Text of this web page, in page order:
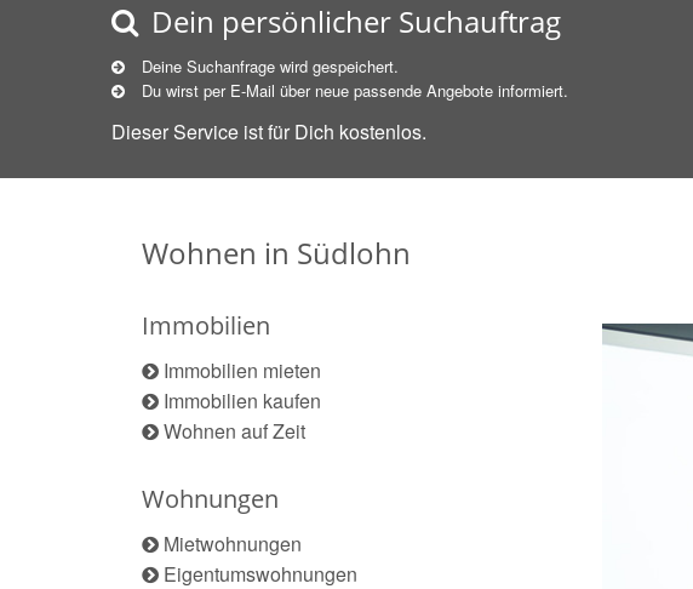
Dein persönlicher Suchauftrag
Deine Suchanfrage wird gespeichert.
Du wirst per E-Mail über neue passende Angebote informiert.
Dieser Service ist für Dich kostenlos.
Wohnen in Südlohn
Immobilien
Immobilien mieten
Immobilien kaufen
Wohnen auf Zeit
Wohnungen
Mietwohnungen
Eigentumswohnungen